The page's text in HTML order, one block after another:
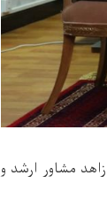
مشاور ارشد و